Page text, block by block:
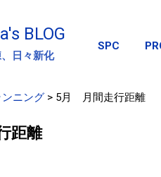
BLOG
日々新化
SPC
ンニング > 5月 月間走行距離
距離